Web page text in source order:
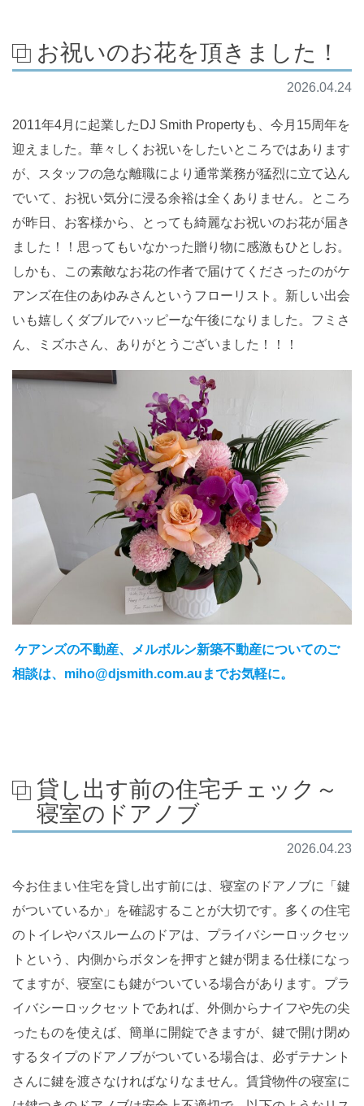
お祝いのお花を頂きました！
2026.04.24
2011年4月に起業したDJ Smith Propertyも、今月15周年を
迎えました。華々しくお祝いをしたいところではあります
が、スタッフの急な離職により通常業務が猛烈に立て込ん
でいて、お祝い気分に浸る余裕は全くありません。ところ
が昨日、お客様から、とっても綺麗なお祝いのお花が届き
ました！！思ってもいなかった贈り物に感激もひとしお。
しかも、この素敵なお花の作者で届けてくださったのがケ
アンズ在住のあゆみさんというフローリスト。新しい出会
いも嬉しくダブルでハッピーな午後になりました。フミさ
ん、ミズホさん、ありがとうございました！！！
ケアンズの不動産、メルボルン新築不動産についてのご
相談は、miho@djsmith.com.auまでお気軽に。
貸し出す前の住宅チェック～
寝室のドアノブ
2026.04.23
今お住まい住宅を貸し出す前には、寝室のドアノブに「鍵
がついているか」を確認することが大切です。多くの住宅
のトイレやバスルームのドアは、プライバシーロックセッ
トという、内側からボタンを押すと鍵が閉まる仕様になっ
てますが、寝室にも鍵がついている場合があります。プラ
イバシーロックセットであれば、外側からナイフや先の尖
ったものを使えば、簡単に開錠できますが、鍵で開け閉め
するタイプのドアノブがついている場合は、必ずテナント
さんに鍵を渡さなければなりなません。賃貸物件の寝室に